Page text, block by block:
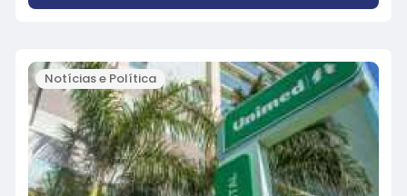
Notícias e Política